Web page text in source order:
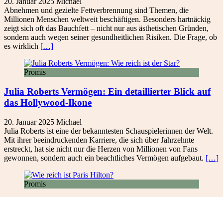
Abnehmen und gezielte Fettverbrennung sind Themen, die
Millionen Menschen weltweit beschäftigen. Besonders hartnäckig
zeigt sich oft das Bauchfett – nicht nur aus ästhetischen Gründen,
sondern auch wegen seiner gesundheitlichen Risiken. Die Frage, ob
es wirklich […]
Promis
Julia Roberts Vermögen: Ein detaillierter Blick auf
das Hollywood-Ikone
20. Januar 2025 Michael
Julia Roberts ist eine der bekanntesten Schauspielerinnen der Welt.
Mit ihrer beeindruckenden Karriere, die sich über Jahrzehnte
erstreckt, hat sie nicht nur die Herzen von Millionen von Fans
gewonnen, sondern auch ein beachtliches Vermögen aufgebaut. […]
Promis